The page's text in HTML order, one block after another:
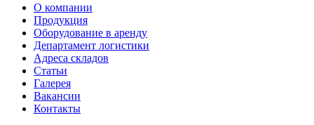
О компании
Продукция
Оборудование в аренду
Департамент логистики
Адреса складов
Статьи
Галерея
Вакансии
Контакты